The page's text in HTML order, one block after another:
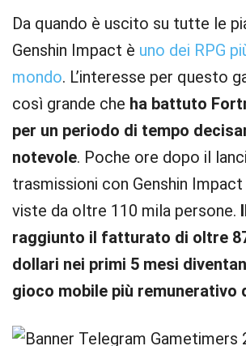
Da quando è uscito su tutte le
Genshin Impact è uno dei RPG
mondo. L’interesse per questo
così grande che ha battuto
per un periodo di tempo
notevole. Poche ore dopo il
trasmissioni con Genshin
viste da oltre 110 mila persone.
raggiunto il fatturato di oltre
dollari nei primi 5 mesi
gioco mobile più remunerativo